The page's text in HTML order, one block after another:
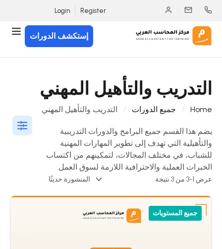
Register
Login
إستكشف الدورات
التدريب والتأهيل المهني
Home جميع الدورات التدريب والتأهيل المهني
يضم هذا القسم جميع البرامج والدورات التدريبية
والتأهيلية التي تهدف إلى تطوير المهارات المهنية
للشباب، في مختلف المجالات، لتمكينهم من اكتساب
الخبرات العملية والاحترافية اللازمة لسوق العمل.
عرض 1-3 من 3 نتيجة
جميع المستويات